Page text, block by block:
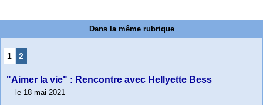
Dans la même rubrique
1 2
"Aimer la vie" : Rencontre avec Hellyette Bess
le 18 mai 2021